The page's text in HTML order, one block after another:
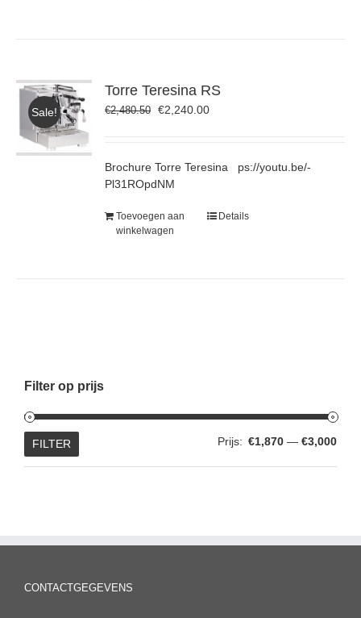
Sale!
Torre Teresina RS
€2,480.50 Oorspronkelijke
€2,240.00Huidige
Brochure Torre Teresina
ps://youtu.be/-
Pl31ROpdNM
Toevoegen aan
winkelwagen
Details
Filter op prijs
Min.
Max.
FILTER Prijs: €1,870 — €3,000
CONTACTGEGEVENS